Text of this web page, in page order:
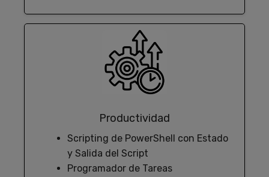
Productividad
Scripting de PowerShell con Estado
y Salida del Script
Programador de Tareas